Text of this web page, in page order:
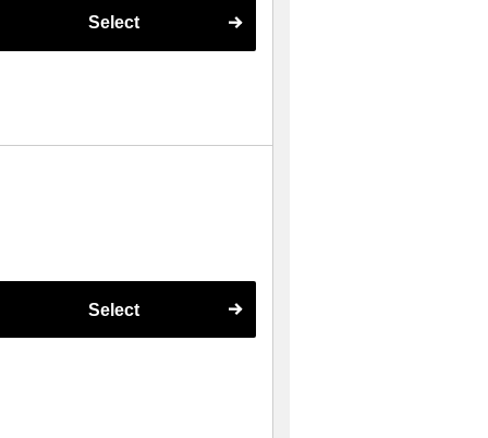
Select
Select